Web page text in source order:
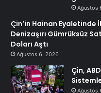
Ağustos
Çin’in Hainan Eyaletinde
Denizaşırı Gümrüksüz
Doları Aştı
Ağustos 6, 2026
Çin,
Ağustos